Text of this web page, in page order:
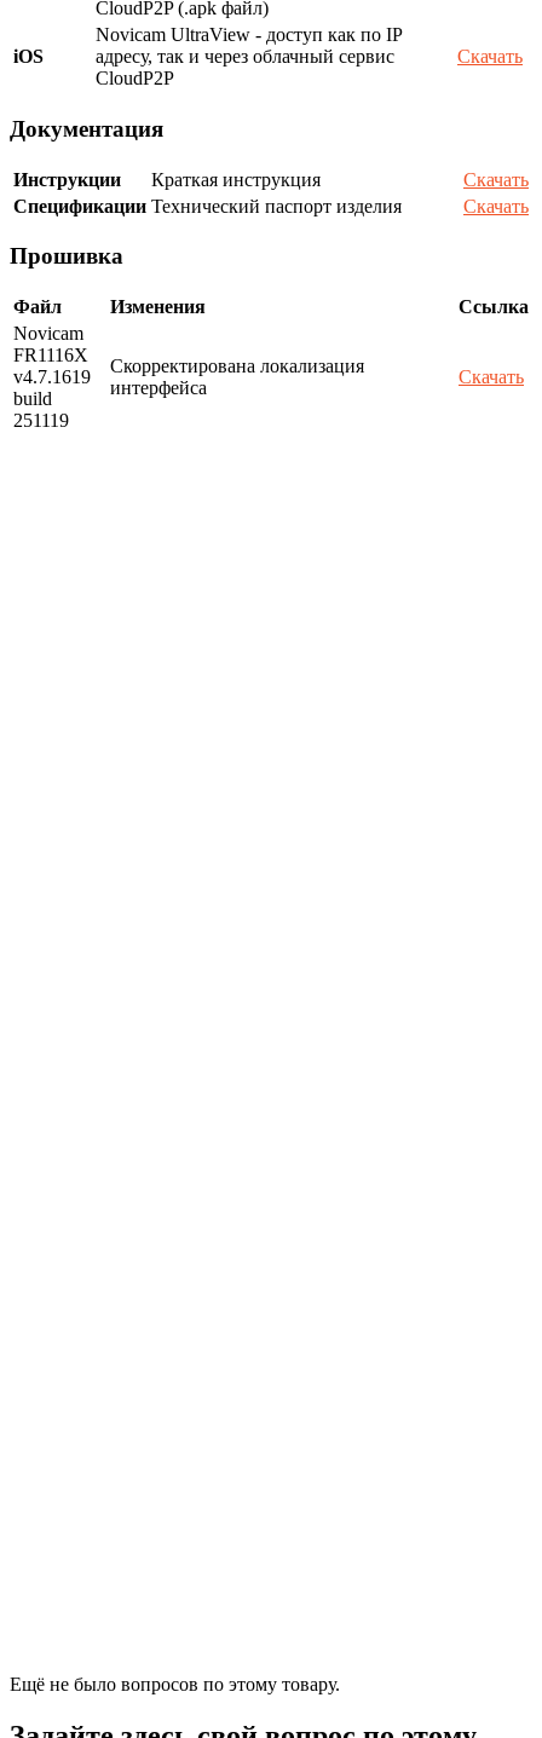
CloudP2P (.apk файл)
iOS
Novicam UltraView - доступ как по IP
адресу, так и через облачный сервис
CloudP2P
Скачать
Документация
Инструкции Краткая инструкция
Скачать
Спецификации Технический паспорт изделия Скачать
Прошивка
Файл Изменения
Ссылка
Novicam
FR1116X
v4.7.1619
build
251119
Скорректирована локализация
интерфейса
Скачать
Ещё не было вопросов по этому товару.